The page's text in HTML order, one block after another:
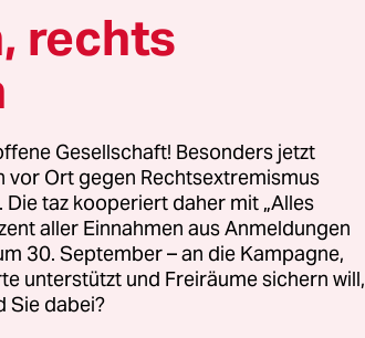
Sie führen
werden
Buchtsind
gegangen,
rechts
Gesellschaft! Besonders jetzt
vor Ort gegen Rechtsextremismus
taz kooperiert daher mit „Alles
aller Einnahmen aus Anmeldungen
30. September – an die Kampagne,
unterstützt und Freiräume sichern will,
Sie dabei?